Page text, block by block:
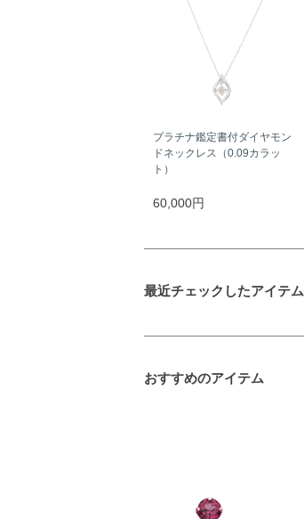
プラチナ鑑定書付ダイヤモン
ドネックレス（0.09カラッ
ト）
60,000円
最近チェックしたアイテム
おすすめのアイテム